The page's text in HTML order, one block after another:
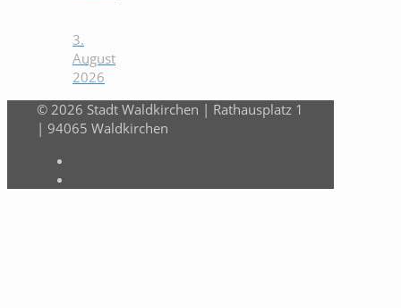
3.
August
2026
© 2026 Stadt Waldkirchen | Rathausplatz 1
| 94065 Waldkirchen